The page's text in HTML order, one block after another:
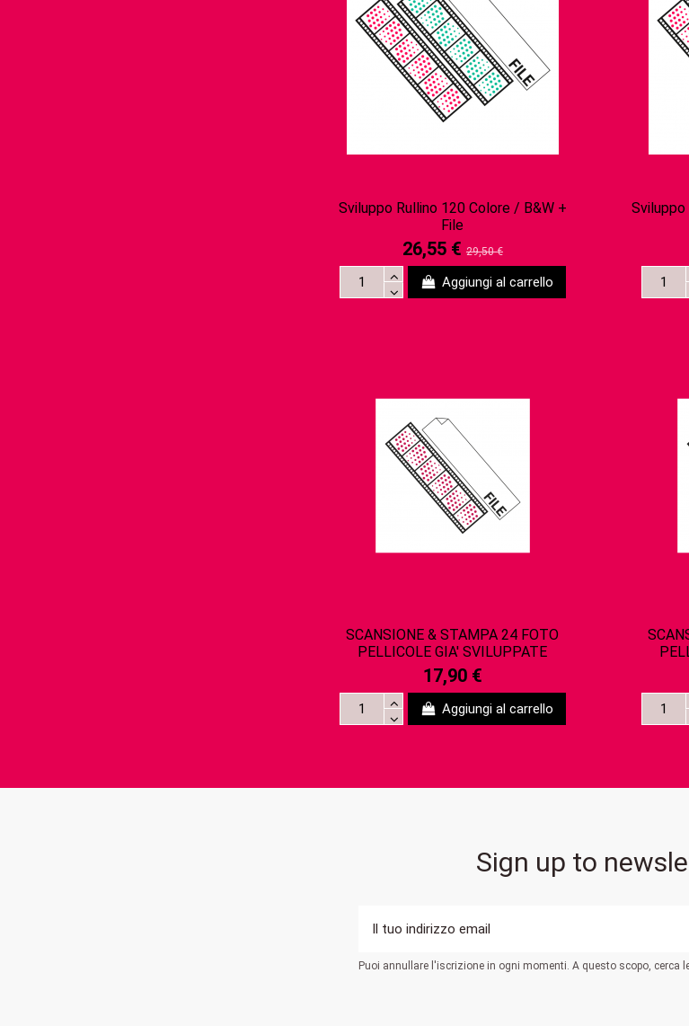
Sviluppo Rullino 120 Colore / B&W +
File
26,55 € 29,50 €
Aggiungi al carrello
SCANSIONE & STAMPA 24 FOTO
PELLICOLE GIA' SVILUPPATE
17,90 €
Aggiungi al carrello
Sign up to
Puoi annullare l'iscrizione in ogni momenti. A questo scopo, cerca